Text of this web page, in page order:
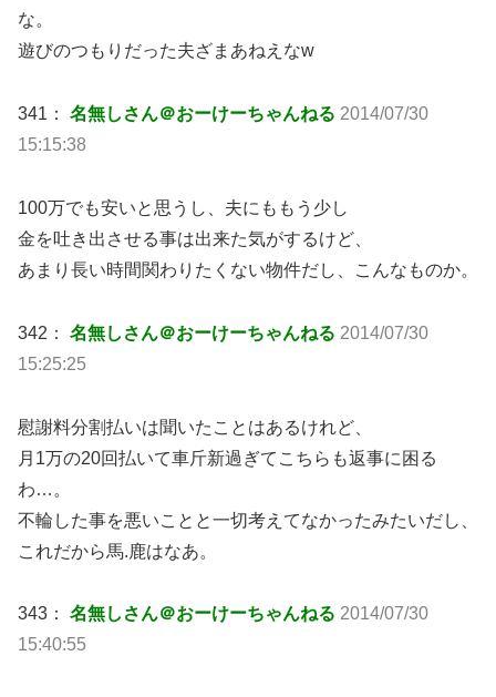
な。
遊びのつもりだった夫ざまあねえなw
341： 名無しさん＠おーけーちゃんねる 2014/07/30
15:15:38
100万でも安いと思うし、夫にももう少し
金を吐き出させる事は出来た気がするけど、
あまり長い時間関わりたくない物件だし、こんなものか。
342： 名無しさん＠おーけーちゃんねる 2014/07/30
15:25:25
慰謝料分割払いは聞いたことはあるけれど、
月1万の20回払いて車斤新過ぎてこちらも返事に困る
わ…。
不輪した事を悪いことと一切考えてなかったみたいだし、
これだから馬.鹿はなあ。
343： 名無しさん＠おーけーちゃんねる 2014/07/30
15:40:55